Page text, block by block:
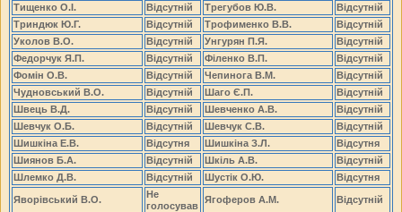
Тищенко О.І.
Відсутній Трегубов Ю.В.
Відсутній
Триндюк Ю.Г.
Відсутній Трофименко В.В.
Відсутній
Уколов В.О.
Відсутній Унгурян П.Я.
Відсутній
Федорчук Я.П.
Відсутній Філенко В.П.
Відсутній
Фомін О.В.
Відсутній Чепинога В.М.
Відсутній
Чудновський В.О.
Відсутній Шаго Є.П.
Відсутній
Швець В.Д.
Відсутній Шевченко А.В.
Відсутній
Шевчук О.Б.
Відсутній Шевчук С.В.
Відсутній
Шишкіна Е.В.
Відсутня Шишкіна З.Л.
Відсутня
Шиянов Б.А.
Відсутній Шкіль А.В.
Відсутній
Шлемко Д.В.
Відсутній Шустік О.Ю. Відсутня
Яворівський В.О.
Не
голосував
Ягоферов А.М. Відсутній